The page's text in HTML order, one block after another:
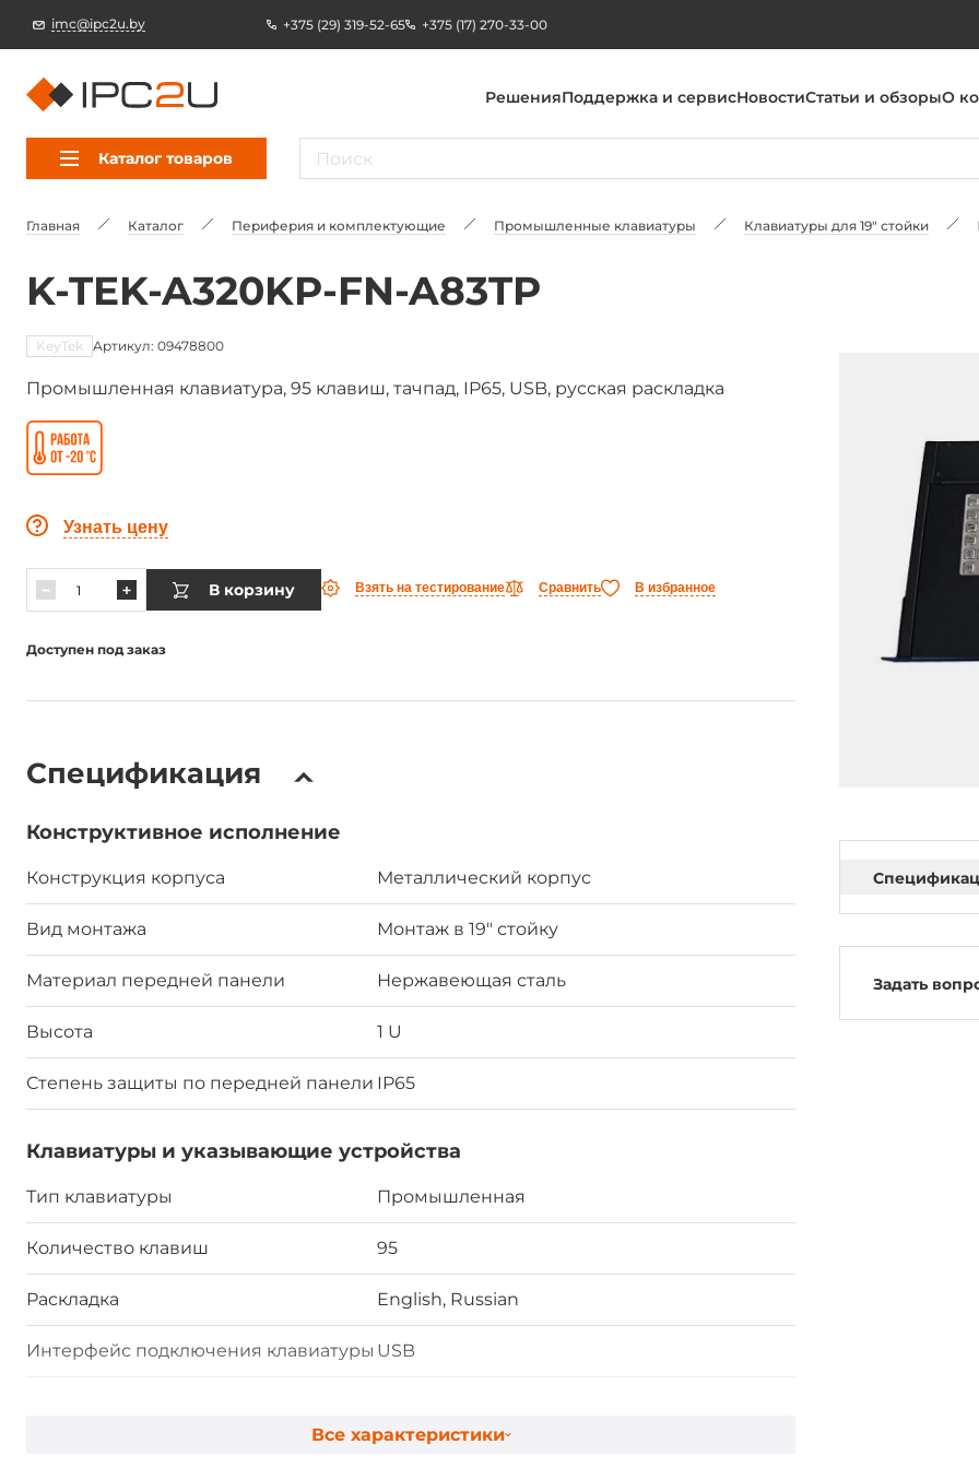
imc@ipc2u.by +375 (29) 319-52-65 +375 (17) 270-33-00
РешенияПоддержка и сервисНовостиСтатьи и обзорыО
Каталог товаров
Главная Каталог Периферия и комплектующие Промышленные клавиатуры Клавиатуры для 19" стойки
K-TEK-A320KP-FN-A83TP
KeyTek Артикул: 09478800
Промышленная клавиатура, 95 клавиш, тачпад, IP65, USB, русская раскладка
Узнать цену
В корзину Взять на тестирование Сравнить В избранное
Доступен под заказ
Спецификация
Конструктивное исполнение
Конструкция корпуса Металлический корпус
Вид монтажа Монтаж в 19" стойку
Материал передней панели Нержавеющая сталь
Высота 1 U
Степень защиты по передней панели IP65
Клавиатуры и указывающие устройства
Тип клавиатуры Промышленная
Количество клавиш 95
Раскладка English, Russian
Интерфейс подключения клавиатуры USB
Все характеристики
Задать